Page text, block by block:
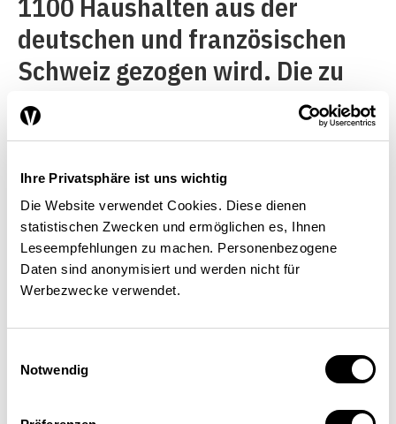
Ihre Privatsphäre ist uns wichtig
Die Website verwendet Cookies. Diese dienen
statistischen Zwecken und ermöglichen es, Ihnen
Leseempfehlungen zu machen. Personenbezogene
Daten sind anonymisiert und werden nicht für
Werbezwecke verwendet.
Notwendig
deutschen und französischen
Schweiz gezogen wird. Die zu
befragende Person wird
zusätzlich mit einem
Zufallsschlüssel ermittelt. Aus
den Antworten zu jeder der
neun Fragen wird ein Teilindex
konstruiert. Dabei wird die
Anzahl Antworten mit einem
Faktor zwischen –2 und +2
gewichtet und summiert (siehe
Beispiel in Kasten 2). Daraus